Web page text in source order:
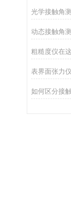
光学接触角
粗糙度仪在
表界面张力
如何区分接